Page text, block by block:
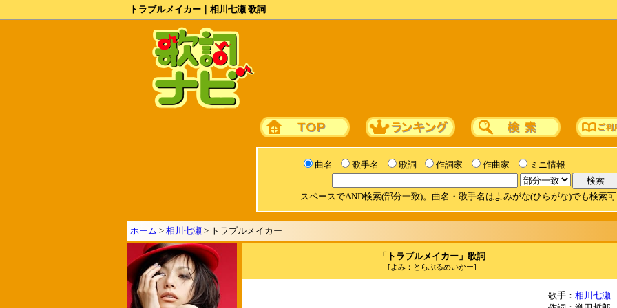
トラブルメイカー｜相川七瀬 歌詞
曲名 歌手名 歌詞 作詞家 作曲家 ミニ情報
スペースでAND検索(部分一致)。曲名・歌手名はよみがな(ひらがな)でも検索
ホーム > 相川七瀬 > トラブルメイカー
「トラブルメイカー」歌詞
[よみ：とらぶるめいかー]
歌手： 相川七瀬